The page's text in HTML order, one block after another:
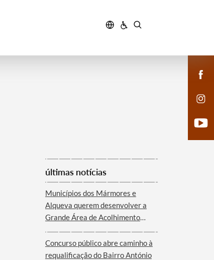
últimas notícias
Municípios dos Mármores e
Alqueva querem desenvolver a
Grande Área de Acolhimento
Governo para o Interior do
Alentejo
Concurso público abre caminho à
requalificação do Bairro António